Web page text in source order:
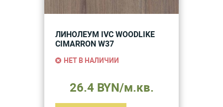
ЛИНОЛЕУМ IVC WOODLIKE
CIMARRON W37
НЕТ В НАЛИЧИИ
26.4 BYN/м.кв.